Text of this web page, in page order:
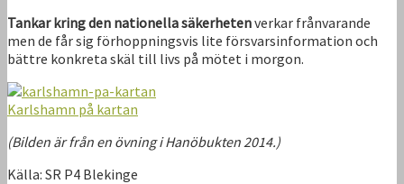
Tankar kring den nationella säkerhetenverkar frånvarande
men de får sig förhoppningsvis lite försvarsinformation och
bättre konkreta skäl till livs på mötet i morgon.
Karlshamn på kartan
(Bilden är från en övning i Hanöbukten 2014.)
Källa: SR P4 Blekinge